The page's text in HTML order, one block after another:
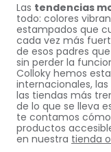
Las tendencias
todo: colores
estampados que
cada vez más
de esos padres
sin perder la
Colloky hemos
internacionales,
las tiendas más
de lo que se lleva
te contamos
productos
en nuestra tienda